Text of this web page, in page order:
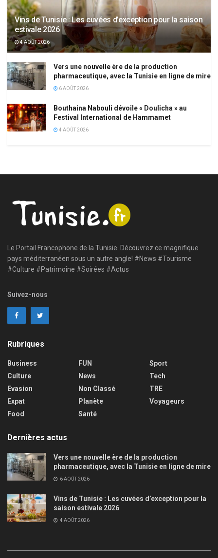
Vins de Tunisie : Les cuvées d’exception pour la saison
estivale 2026
4 AOÛT 2026
Vers une nouvelle ère de la production
pharmaceutique, avec la Tunisie en ligne de mire
6 AOÛT 2026
Bouthaina Nabouli dévoile « Doulicha » au
Festival International de Hammamet
4 AOÛT 2026
Le Portail Francophone de la Tunisie. Découvrez ce magnifique
pays méditerranéen sous un autre angle! #News #Tourisme
#Culture #Patrimoine #Soirées #Actus
Suivez-nous
Rubriques
Business
Culture
Evasion
Expat
Food
FUN
News
Non Classé
Planète
Santé
Sport
Tech
TRE
Voyageurs
Dernières actus
Vers une nouvelle ère de la production
pharmaceutique, avec la Tunisie en ligne de mire
6 AOÛT 2026
Vins de Tunisie : Les cuvées d’exception pour la
saison estivale 2026
4 AOÛT 2026